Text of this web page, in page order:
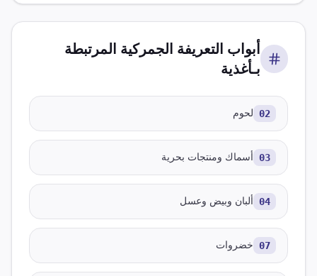
أبواب التعريفة الجمركية المرتبطة
بـأغذية
02 لحوم
03 أسماك ومنتجات بحرية
04 ألبان وبيض وعسل
07 خضروات